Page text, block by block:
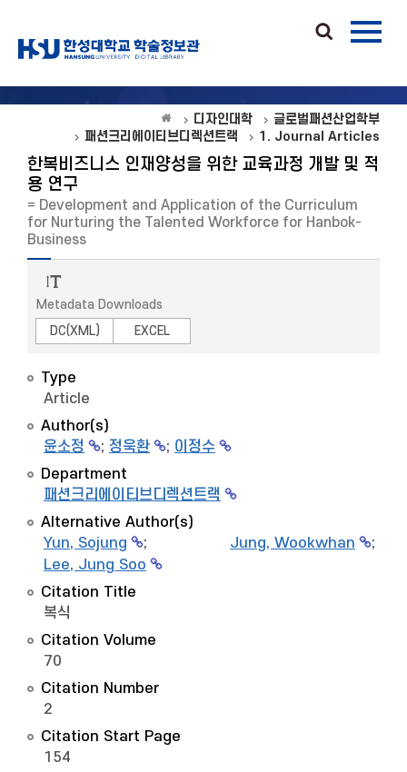
디자인대학
글로벌패션산업학부
패션크리에이티브디렉션트랙
1. Journal Articles
한복비즈니스 인재양성을 위한 교육과정 개발 및 적
용 연구
= Development and Application of the Curriculum
for Nurturing the Talented Workforce for Hanbok-
Business
Metadata Downloads
DC(XML)
EXCEL
Type
Article
Author(s)
윤소정
; 정욱환 ; 이정수
Department
패션크리에이티브디렉션트랙
Alternative Author(s)
Yun, Sojung
; Jung, Wookwhan
;
Lee, Jung Soo
Citation Title
복식
Citation Volume
70
Citation Number
2
Citation Start Page
154